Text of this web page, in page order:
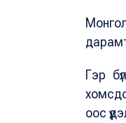
Гэр
оос